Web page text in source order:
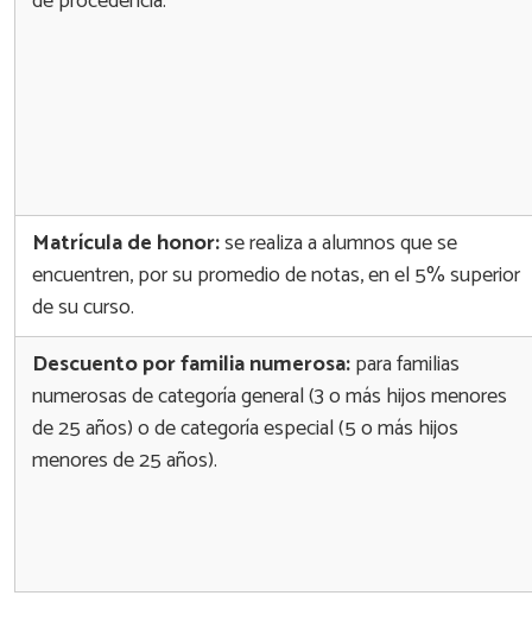
Matrícula de honor:se realiza a alumnos que se
encuentren, por su promedio de notas, en el 5% superior
de su curso.
Descuento por familia numerosa:para familias
numerosas de categoría general (3 o más hijos menores
de 25 años) o de categoría especial (5 o más hijos
menores de 25 años).